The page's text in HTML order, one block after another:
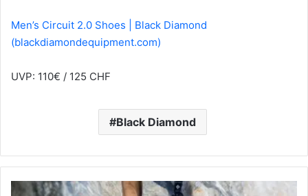
Men’s Circuit 2.0 Shoes | Black Diamond
(blackdiamondequipment.com)
UVP: 110€ / 125 CHF
Black Diamond
SEB